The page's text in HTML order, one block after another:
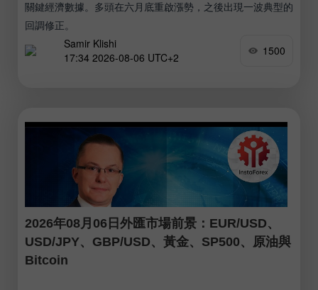
關鍵經濟數據。多頭在六月底重啟漲勢，之後出現一波典型的
回調修正。
Samir Klishi
17:34 2026-08-06 UTC+2
1500
2026年08月06日外匯市場前景：EUR/USD、
USD/JPY、GBP/USD、黃金、SP500、原油與
Bitcoin